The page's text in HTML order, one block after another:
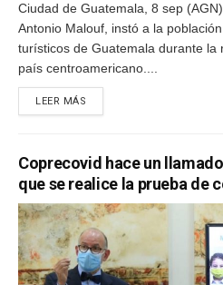
Ciudad de Guatemala, 8 sep
Antonio Malouf, instó a la
turísticos de Guatemala durante la
país centroamericano....
LEER MÁS
Coprecovid hace un
que se realice la prueba de